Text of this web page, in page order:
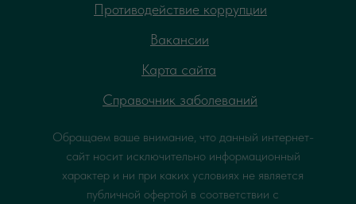
Вакансии
Карта сайта
Справочник заболеваний
Противодействие коррупции
Обращаем ваше внимание, что данный интернет-
сайт носит исключительно информационный
характер и ни при каких условиях не является
публичной офертой в соответствии с